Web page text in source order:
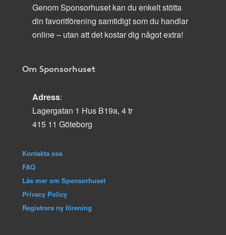
Genom Sponsorhuset kan du enkelt stötta
din favoritförening samtidigt som du handlar
online – utan att det kostar dig något extra!
Om Sponsorhuset
Adress:
Lagergatan 1 Hus B19a, 4 tr
415 11 Göteborg
Kontakta oss
FAQ
Läs mer om Sponsorhuset
Privacy Policy
Registrera ny förening